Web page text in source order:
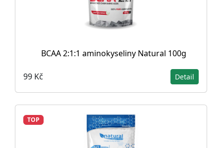
BCAA 2:1:1 aminokyseliny Natural 100g
99 Kč Detail
TOP